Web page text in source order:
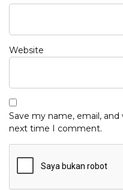
Website
Save my name, email,
next time I comment.